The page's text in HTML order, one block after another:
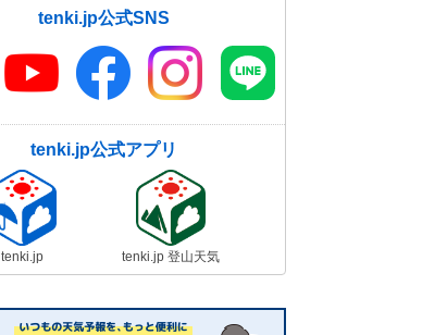
tenki.jp公式SNS
tenki.jp公式アプリ
tenki.jp tenki.jp 登山天気